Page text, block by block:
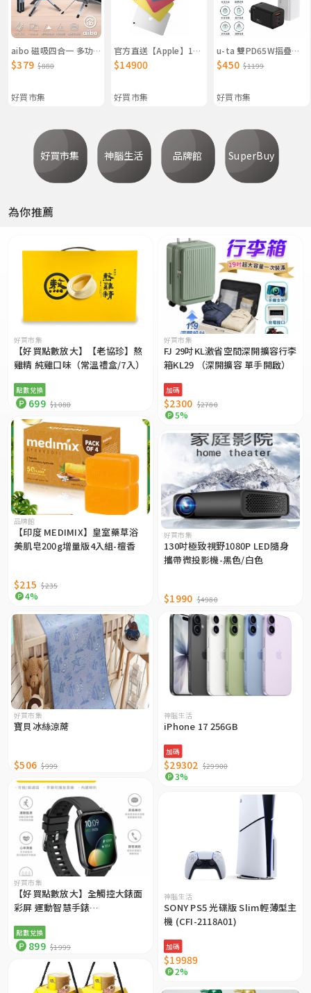
aibo 磁吸四合一 多功能鋁合金折疊支架（筆電/平板/手機/自拍棒）
$379 $880
好買市集
官方直送【Apple】11吋 iPad Wi-Fi機型 A16晶片 蘋果原廠出貨
$14900
好買市集
u-ta 雙PD65W摺疊腳GaN氮化鎵1A2C充電器IC8（筆電/USB/TypeC/iphone/iPad/平板）
$450 $1199
好買市集
好買市集 神腦生活 品牌館 SuperBuy
為你推薦
好買市集
【好買點數放大】【老協珍】熬
雞精 純雞口味（常溫禮盒/7入）
點數兌換
699 $1080
好買市集
FJ 29吋KL激省空間深開擴容行李
箱KL29 （深開擴容 單手開啟）
加碼
$2300 $2780
5%
品牌館
【印度 MEDIMIX】皇室藥草浴
美肌皂200g增量版4入組-檀香
$215 $235
4%
好買市集
130吋極致視野1080P LED隨身
攜帶微投影機-黑色/白色
$1990 $4980
好買市集
寶貝冰絲涼蓆
$506 $999
神腦生活
iPhone 17 256GB
加碼
$29302 $29900
3%
好買市集
【好買點數放大】全觸控大錶面
彩屏 運動智慧手錶
健康數據監測）
點數兌換
899 $1999
神腦生活
SONY PS5 光碟版 Slim輕薄型主
機 (CFI-2118A01)
加碼
$19989
2%